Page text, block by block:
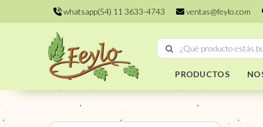
whatsapp(54) 11 3633-4743 ventas@feylo.com
PRODUCTOS